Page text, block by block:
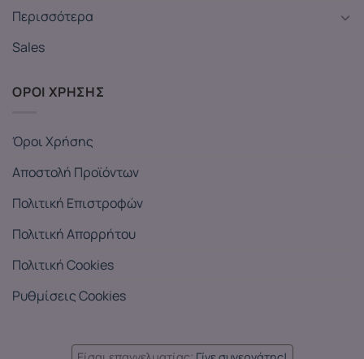
Περισσότερα
Sales
ΟΡΟΙ ΧΡΗΣΗΣ
Όροι Χρήσης
Αποστολή Προϊόντων
Πολιτική Επιστροφών
Πολιτική Απορρήτου
Πολιτική Cookies
Ρυθμίσεις Cookies